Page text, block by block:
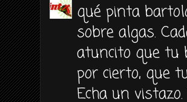
qué pinta
sobre algas.
atuncito que tu
por cierto, que
Echa un